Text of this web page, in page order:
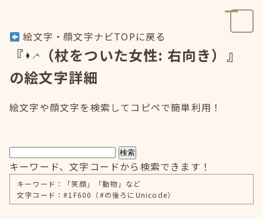
絵文字・顔文字ナビTOPに戻る
『
（杖をついた女性: 右向き）』
の絵文字詳細
絵文字や顔文字を検索してコピペで簡単利用！
検索
キーワード、文字コードから検索できます！
キーワード：「笑顔」「動物」など
文字コード：#1F600（#の後ろにUnicode）